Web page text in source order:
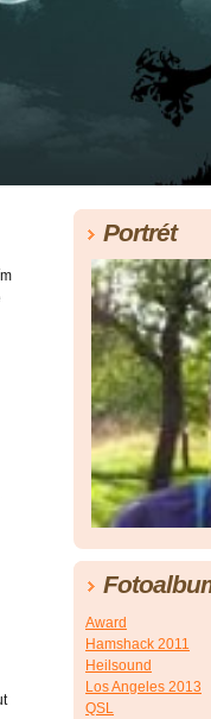
Portrét
Award
Hamshack 2011
Heilsound
Los Angeles 2013
QSL